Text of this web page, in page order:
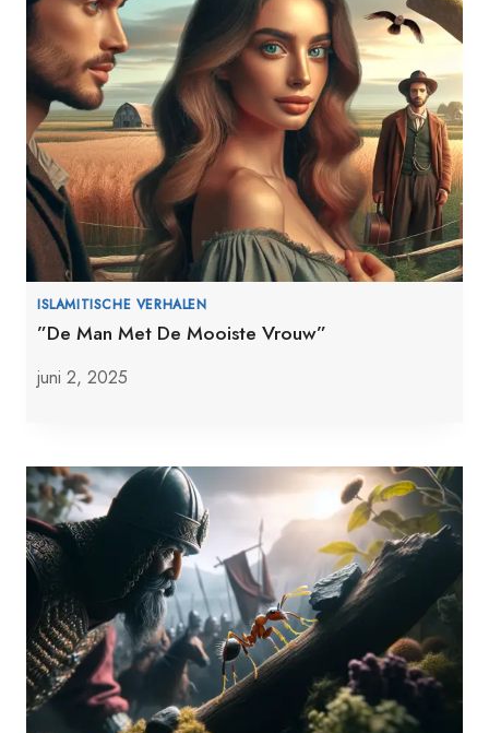
ISLAMITISCHE VERHALEN
”De Man Met De Mooiste Vrouw”
juni 2, 2025